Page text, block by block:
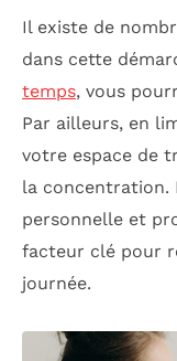
Il existe de
dans cette
temps, vous
Par ailleurs, en
votre espace de
la concentration.
personnelle et
facteur clé pour
journée.